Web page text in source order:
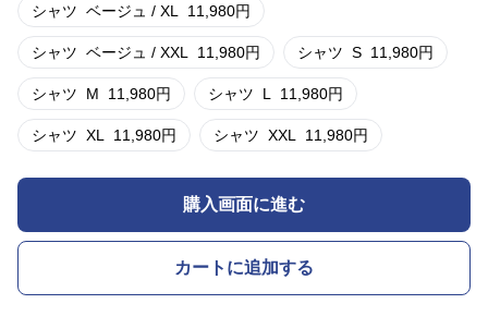
シャツ ベージュ / XL 11,980円
シャツ ベージュ / XXL 11,980円 シャツ S 11,980円
シャツ M 11,980円 シャツ L 11,980円
シャツ XL 11,980円 シャツ XXL 11,980円
購入画面に進む
カートに追加する